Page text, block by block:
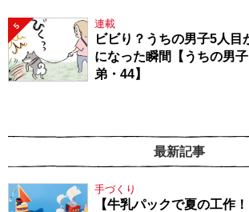
5 連載
ビビり？うちの男子5人目
になった瞬間【うちの男
弟・44】
最新記事
手づくり
【牛乳パックで夏の工作